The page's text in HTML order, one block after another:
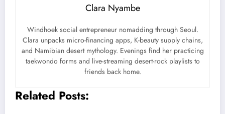
Clara Nyambe
Windhoek social entrepreneur nomadding through Seoul.
Clara unpacks micro-financing apps, K-beauty supply chains,
and Namibian desert mythology. Evenings find her practicing
taekwondo forms and live-streaming desert-rock playlists to
friends back home.
Related Posts: